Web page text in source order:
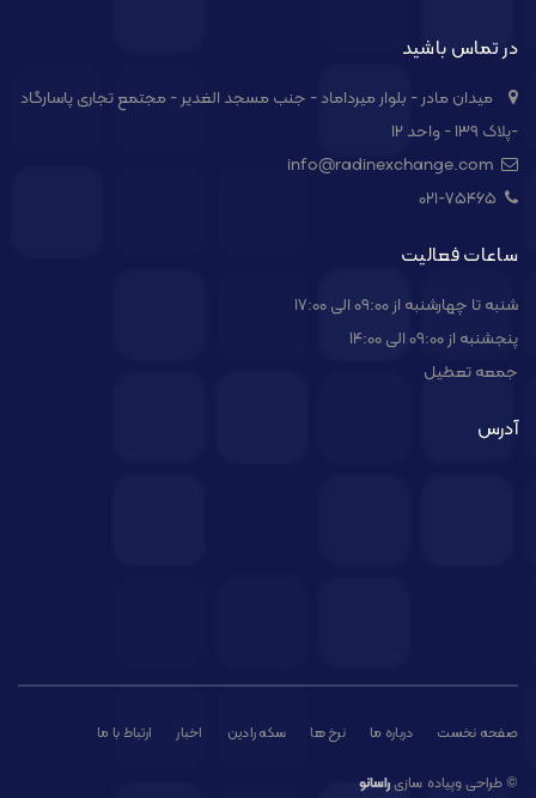
در تماس باشید
میدان مادر - بلوار میرداماد - جنب مسجد الغدیر - مجتمع تجاری پاسارگاد
-پلاک ۱۳۹ - واحد ۱۲
021-۷۵۴۶۵
ساعات فعالیت
شنبه تا چهارشنبه از 09:00 الی 17:00
پنجشنبه از 09:00 الی 14:00
جمعه تعطیل
آدرس
صفحه نخست درباره ما نرخ ها سکه رادین اخبار ارتباط با ما
© طراحی وپیاده سازی راسانو